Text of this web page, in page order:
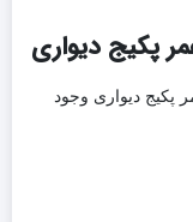
پکیج دیواری
پکیج دیواری وجود